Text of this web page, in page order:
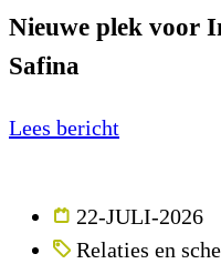
Nieuwe plek voor
Safina
Lees bericht
22-JULI-2026
Relaties en